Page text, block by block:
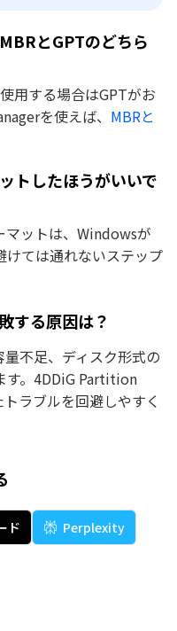
とGPTのどちら
用する場合はGPTがお
を使えば、 MBRと
トしたほうがいいで
マットは、Windowsが
けては通れないステップ
する原因は？
不足、ディスク形式の
す。4DDiG Partition
ラブルを回避しやすく
ド
Perplexity